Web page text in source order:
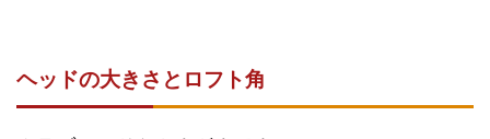
ヘッドの大きさとロフト角